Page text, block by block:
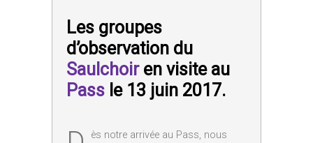
Les groupes
d’observation du
Saulchoiren visite au
Pass le 13 juin 2017.
ès notre arrivée au Pass, nous